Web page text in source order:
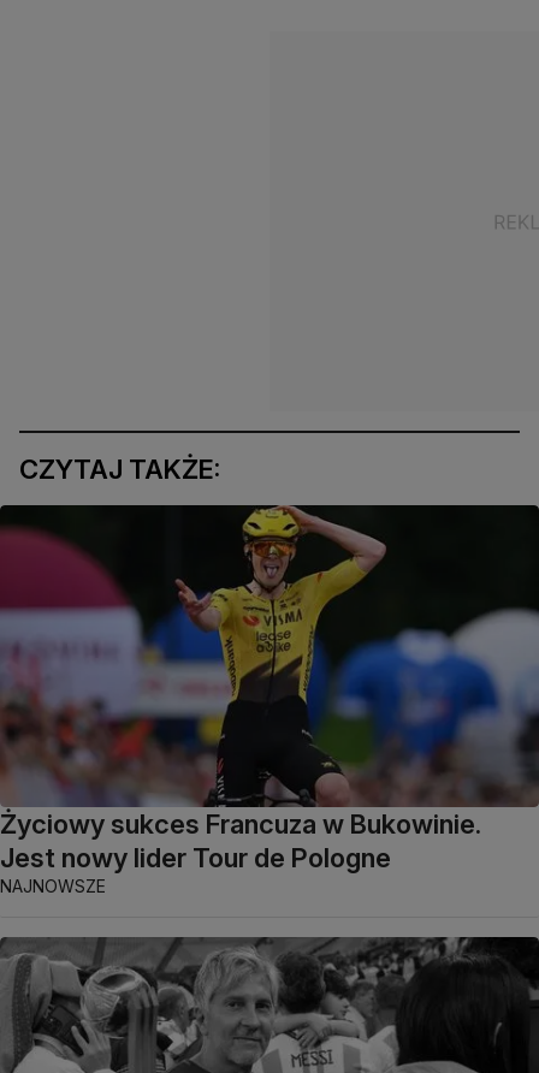
CZYTAJ TAKŻE:
Życiowy sukces Francuza w Bukowinie.
Jest nowy lider Tour de Pologne
NAJNOWSZE